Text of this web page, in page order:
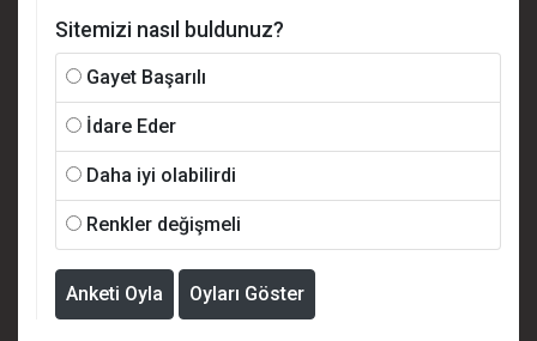
Sitemizi nasıl buldunuz?
Gayet Başarılı
İdare Eder
Daha iyi olabilirdi
Renkler değişmeli
Anketi Oyla Oyları Göster